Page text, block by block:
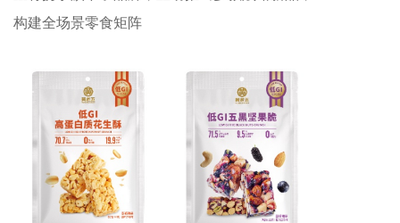
构建全场景零食矩阵